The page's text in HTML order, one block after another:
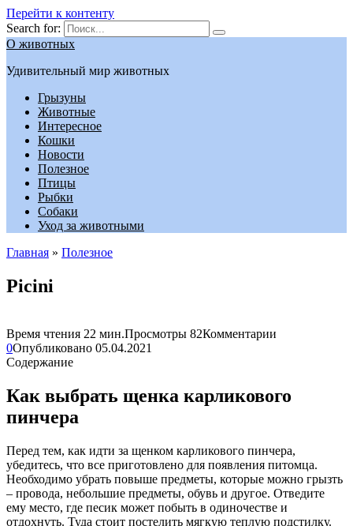
Перейти к контенту
Search for:
О животных
Удивительный мир животных
Грызуны
Животные
Интересное
Кошки
Новости
Полезное
Птицы
Рыбки
Собаки
Уход за животными
Главная » Полезное
Picini
Время чтения 22 мин.Просмотры 82Комментарии
0Опубликовано 05.04.2021
Содержание
Как выбрать щенка карликового
пинчера
Перед тем, как идти за щенком карликового пинчера,
убедитесь, что все приготовлено для появления питомца.
Необходимо убрать повыше предметы, которые можно грызть
– провода, небольшие предметы, обувь и другое. Отведите
ему место, где песик может побыть в одиночестве и
отдохнуть. Туда стоит постелить мягкую теплую подстилку.